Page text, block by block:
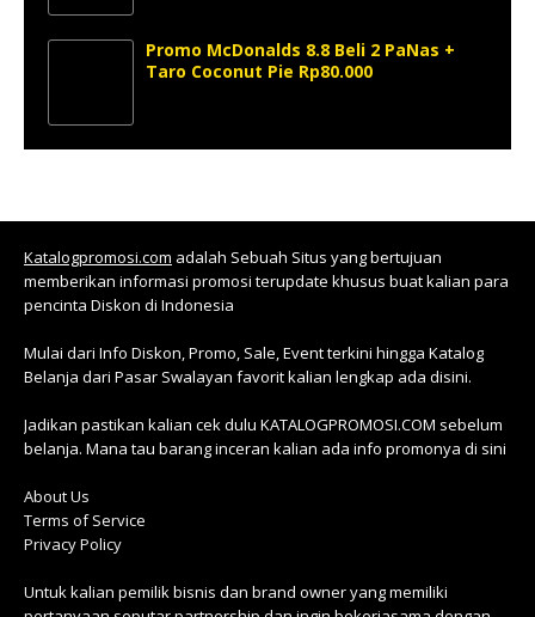
Promo McDonalds 8.8 Beli 2 PaNas +
Taro Coconut Pie Rp80.000
Katalogpromosi.com adalah Sebuah Situs yang bertujuan
memberikan informasi promosi terupdate khusus buat kalian para
pencinta Diskon di Indonesia
Mulai dari Info Diskon, Promo, Sale, Event terkini hingga Katalog
Belanja dari Pasar Swalayan favorit kalian lengkap ada disini.
Jadikan pastikan kalian cek dulu KATALOGPROMOSI.COM sebelum
belanja. Mana tau barang inceran kalian ada info promonya di sini
About Us
Terms of Service
Privacy Policy
Untuk kalian pemilik bisnis dan brand owner yang memiliki